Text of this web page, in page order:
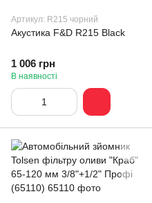
Артикул: R215 чорний
Акустика F&D R215 Black
1 006 грн
В наявності